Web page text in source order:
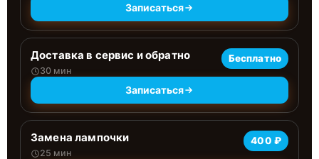
Записаться
Доставка в сервис и обратно
30 мин
Бесплатно
Записаться
Замена лампочки
25 мин
400 ₽